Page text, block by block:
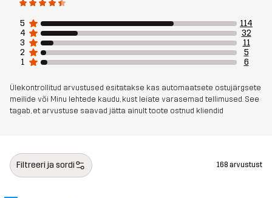
5
114
4
32
3
11
2
5
1
6
Ülekontrollitud arvustused esitatakse kas automaatsete ostujärgsete
meilide või Minu lehtede kaudu, kust leiate varasemad tellimused. See
tagab, et arvustuse saavad jätta ainult toote ostnud kliendid
Filtreeri ja sordi 168 arvustust